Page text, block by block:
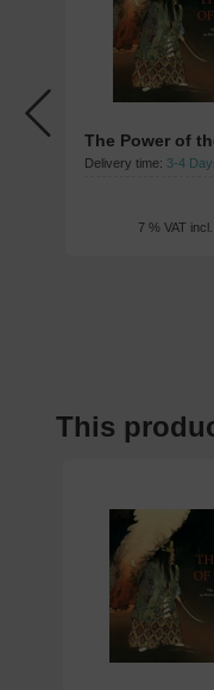
The Power of
Delivery time: 3-4
7 % VAT
This